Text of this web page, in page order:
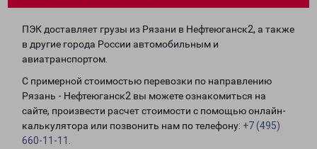
ПЭК доставляет грузы из Рязани в Нефтеюганск2, а также
в другие города России автомобильным и
авиатранспортом.
С примерной стоимостью перевозки по направлению
Рязань - Нефтеюганск2 вы можете ознакомиться на
сайте, произвести расчет стоимости с помощью онлайн-
калькулятора или позвонить нам по телефону: +7 (495)
660-11-11